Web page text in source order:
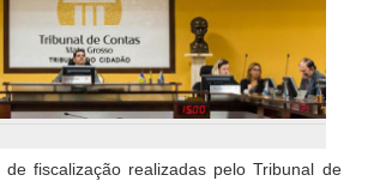
de fiscalização realizadas pelo Tribunal de